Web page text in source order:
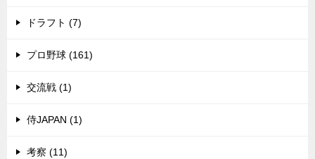
ドラフト (7)
プロ野球 (161)
交流戦 (1)
侍JAPAN (1)
考察 (11)